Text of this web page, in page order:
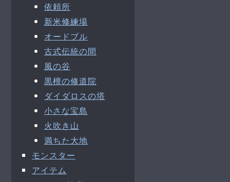
依頼所
新米修練場
オードブル
古式伝統の間
風の谷
黒檀の修道院
ダイダロスの塔
小さな宝島
火吹き山
満ちた大地
モンスター
アイテム